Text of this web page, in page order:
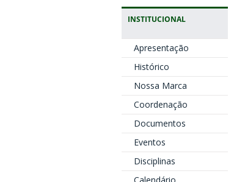
INSTITUCIONAL
Apresentação
Histórico
Nossa Marca
Coordenação
Documentos
Eventos
Disciplinas